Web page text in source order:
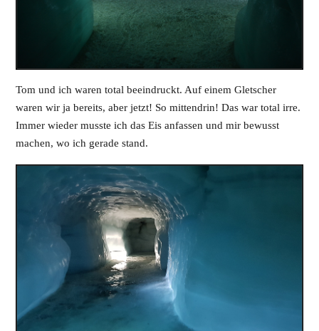
Tom und ich waren total beeindruckt. Auf einem Gletscher
waren wir ja bereits, aber jetzt! So mittendrin! Das war total irre.
Immer wieder musste ich das Eis anfassen und mir bewusst
machen, wo ich gerade stand.